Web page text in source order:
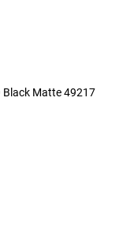
Matte 49217